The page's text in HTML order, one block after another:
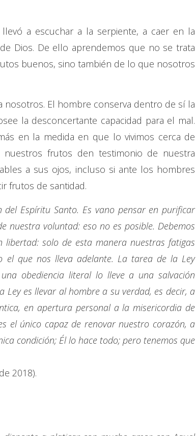
a escuchar a la serpiente, a caer en la
Dios. De ello aprendemos que no se trata
buenos, sino también de lo que nosotros
nosotros. El hombre conserva dentro de sí la
la desconcertante capacidad para el mal.
en la medida en que lo vivimos cerca de
frutos den testimonio de nuestra
a sus ojos, incluso si ante los hombres
frutos de santidad.
Espíritu Santo. Es vano pensar en purificar
nuestra voluntad: eso no es posible. Debemos
solo de esta manera nuestras fatigas
el que nos lleva adelante. La tarea de la Ley
obediencia literal lo lleve a una salvación
Ley es llevar al hombre a su verdad, es decir, a
en apertura personal a la misericordia de
el único capaz de renovar nuestro corazón, a
condición; Él lo hace todo; pero tenemos que
2018).